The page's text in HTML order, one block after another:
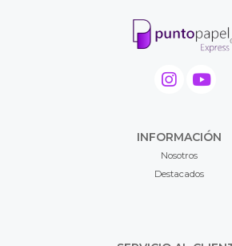
INFORMACIÓN
Nosotros
Destacados